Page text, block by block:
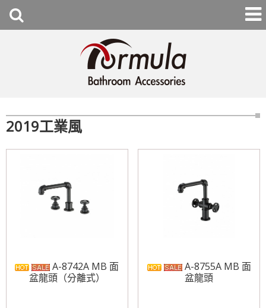
2019工業風
A-8742A MB 面
盆龍頭（分離式）
A-8755A MB 面
盆龍頭